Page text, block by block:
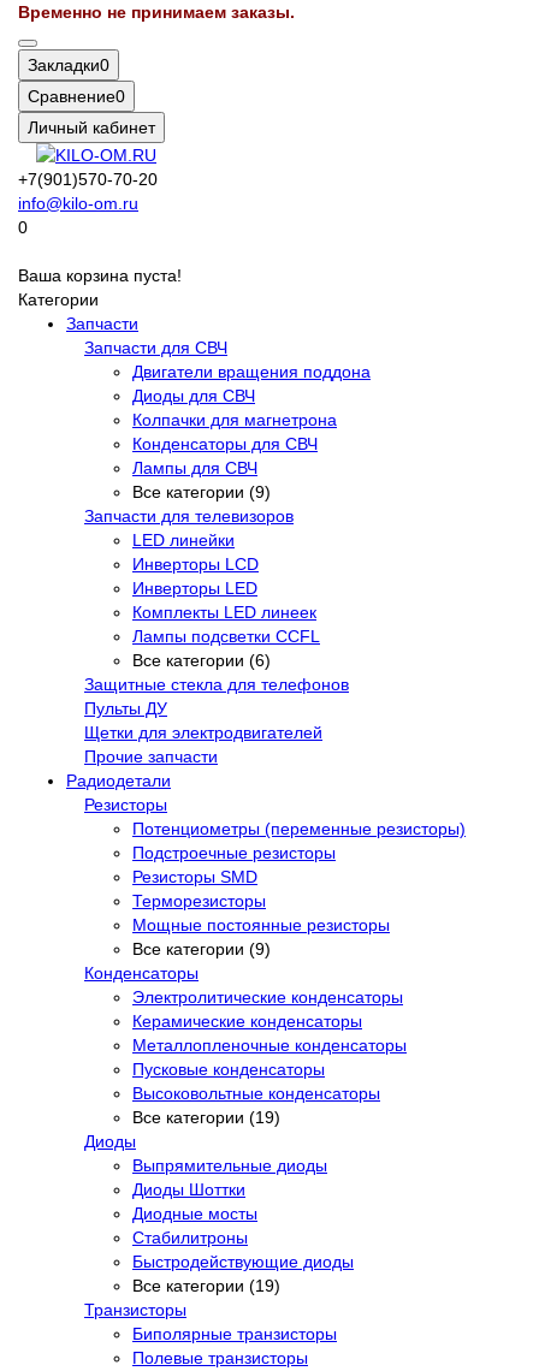
Временно не принимаем заказы.
Закладки0
Сравнение0
Личный кабинет
+7(901)570-70-20
info@kilo-om.ru
0
Ваша корзина пуста!
Категории
Запчасти
Запчасти для СВЧ
Двигатели вращения поддона
Диоды для СВЧ
Колпачки для магнетрона
Конденсаторы для СВЧ
Лампы для СВЧ
Все категории (9)
Запчасти для телевизоров
LED линейки
Инверторы LCD
Инверторы LED
Комплекты LED линеек
Лампы подсветки CCFL
Все категории (6)
Защитные стекла для телефонов
Пульты ДУ
Щетки для электродвигателей
Прочие запчасти
Радиодетали
Резисторы
Потенциометры (переменные резисторы)
Подстроечные резисторы
Резисторы SMD
Терморезисторы
Мощные постоянные резисторы
Все категории (9)
Конденсаторы
Электролитические конденсаторы
Керамические конденсаторы
Металлопленочные конденсаторы
Пусковые конденсаторы
Высоковольтные конденсаторы
Все категории (19)
Диоды
Выпрямительные диоды
Диоды Шоттки
Диодные мосты
Стабилитроны
Быстродействующие диоды
Все категории (19)
Транзисторы
Биполярные транзисторы
Полевые транзисторы